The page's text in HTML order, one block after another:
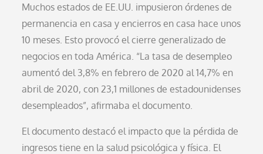
Muchos estados de EE.UU. impusieron órdenes de
permanencia en casa y encierros en casa hace unos
10 meses. Esto provocó el cierre generalizado de
negocios en toda América. “La tasa de desempleo
aumentó del 3,8% en febrero de 2020 al 14,7% en
abril de 2020, con 23,1 millones de estadounidenses
desempleados”, afirmaba el documento.
El documento destacó el impacto que la pérdida de
ingresos tiene en la salud psicológica y física. El